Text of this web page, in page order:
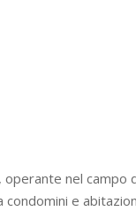
nel campo
condomini e